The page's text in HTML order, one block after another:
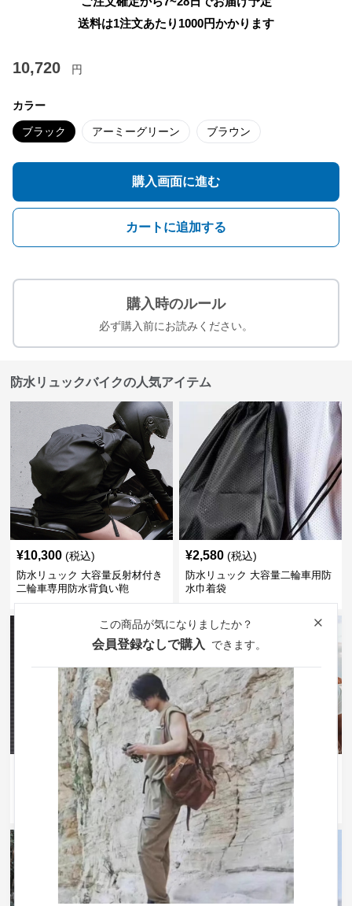
送料は1注文あたり 1000円かかります
10,720 円
カラー
ブラック アーミーグリーン ブラウン
購入画面に進む
カートに追加する
購入時のルール
必ず購入前にお読みください。
防水リュックバイクの人気アイテム
¥10,300 (税込)
防水リュック 大容量反射材付き
二輪車専用防水背負い鞄
¥2,580 (税込)
防水リュック 大容量二輪車用防
水巾着袋
(税込)
防水リュック 多機能大容量防水
¥12,440 (税込)
防水リュック ツーリングマスタ
ー 全天候型背負袋
この商品が気になりましたか？
会員登録なしで購入 できます。